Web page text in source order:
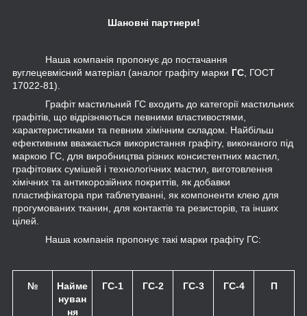
Шановні партнери!
Наша компанія пропонує до постачання
вуглецевмісний матеріал (аналог графіту марки ГС , ГОСТ
17022-81).
Графіт мастильний ГС входить до категорії мастильних
графітів, що відрізняються певними властивостями,
характеристиками та певним хімічним складом. Найбільш
ефективним вважається використання графіту, виконаного під
маркою ГС, для виробництва різних консистентних мастил,
графітових сумішей і технологічних мастил, виготовлення
хімічних та антикорозійних покриттів, як добавки
пластифікатора при таблетуванні, як компоненти клею для
прогумованих тканин, для контактів та резисторів, та інших
цілей.
Наша компанія пропонує такі марки графіту ГС:
№
Найме
нуван
ня
ГС-1 ГС-2 ГС-3 ГС-4 П